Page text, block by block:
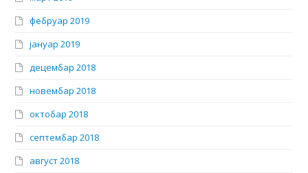
фебруар 2019
јануар 2019
децембар 2018
новембар 2018
октобар 2018
септембар 2018
август 2018